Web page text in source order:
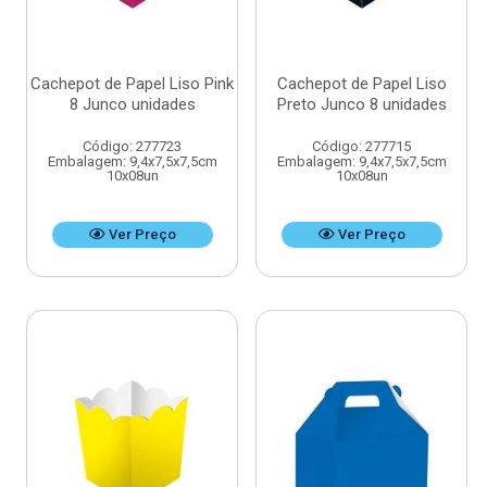
Cachepot de Papel Liso Pink
8 Junco unidades
Código: 277723
Embalagem: 9,4x7,5x7,5cm
10x08un
Ver Preço
Cachepot de Papel Liso
Preto Junco 8 unidades
Código: 277715
Embalagem: 9,4x7,5x7,5cm
10x08un
Ver Preço